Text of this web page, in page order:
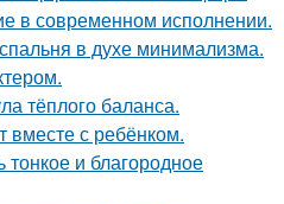
в современном исполнении.
в духе минимализма.
тёплого баланса.
вместе с ребёнком.
тонкое и благородное